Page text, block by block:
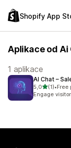
Shopify App
Aplikace od Ai
1 aplikace
AI Chat –
5,0z 5 hvězd
(1)
Celkový počet
•Free
Engage